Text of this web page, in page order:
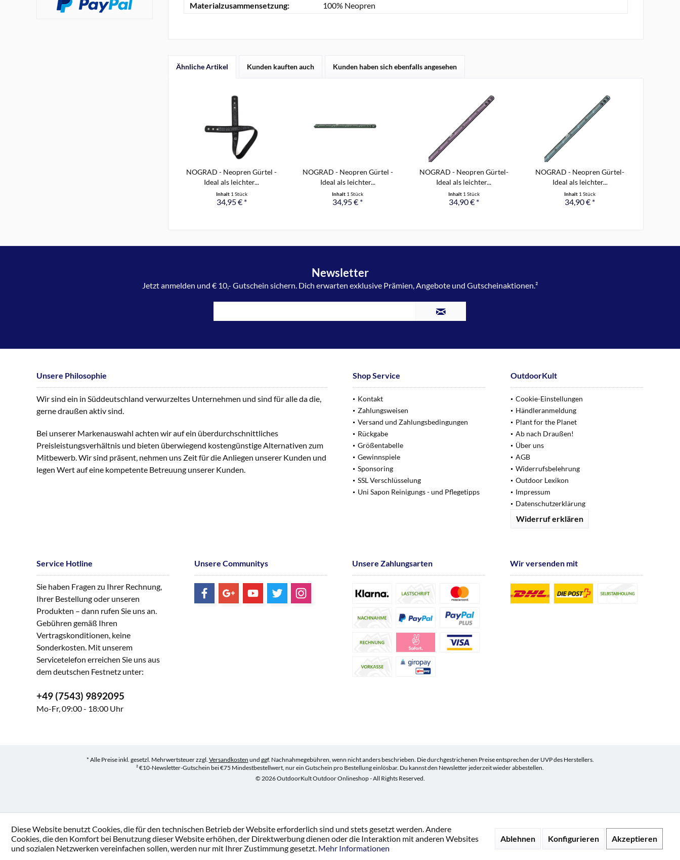
Materialzusammensetzung: 100% Neopren
Ähnliche Artikel Kunden kauften auch Kunden haben sich ebenfalls angesehen
NOGRAD - Neopren Gürtel -
Ideal als leichter...
Inhalt 1 Stück
34,95 € *
NOGRAD - Neopren Gürtel -
Ideal als leichter...
Inhalt 1 Stück
34,95 € *
NOGRAD - Neopren Gürtel-
Ideal als leichter...
Inhalt 1 Stück
34,90 € *
NOGRAD - Neopren Gürtel-
Ideal als leichter...
Inhalt 1 Stück
34,90 € *
Newsletter
Jetzt anmelden und € 10,- Gutschein sichern. Dich erwarten exklusive Prämien, Angebote und Gutscheinaktionen.²
Unsere Philosophie
Wir sind ein in Süddeutschland verwurzeltes Unternehmen und sind für alle da die,
gerne draußen aktiv sind.
Bei unserer Markenauswahl achten wir auf ein überdurchschnittliches
Preisleistungsverhältnis und bieten überwiegend kostengünstige Alternativen zum
Mitbewerb. Wir sind präsent, nehmen uns Zeit für die Anliegen unserer Kunden und
legen Wert auf eine kompetente Betreuung unserer Kunden.
Shop Service
Kontakt
Zahlungsweisen
Versand und Zahlungsbedingungen
Rückgabe
Größentabelle
Gewinnspiele
Sponsoring
SSL Verschlüsselung
Uni Sapon Reinigungs - und Pflegetipps
OutdoorKult
Cookie-Einstellungen
Händleranmeldung
Plant for the Planet
Ab nach Draußen!
Über uns
AGB
Widerrufsbelehrung
Outdoor Lexikon
Impressum
Datenschutzerklärung
Widerruf erklären
Service Hotline
Sie haben Fragen zu Ihrer Rechnung,
Ihrer Bestellung oder unseren
Produkten – dann rufen Sie uns an.
Gebühren gemäß Ihren
Vertragskonditionen, keine
Sonderkosten. Mit unserem
Servicetelefon erreichen Sie uns aus
dem deutschen Festnetz unter:
+49 (7543) 9892095
Mo-Fr, 09:00 - 18:00 Uhr
Unsere Communitys Unsere Zahlungsarten Wir versenden mit
* Alle Preise inkl. gesetzl. Mehrwertsteuer zzgl. Versandkosten und ggf. Nachnahmegebühren, wenn nicht anders beschrieben. Die durchgestrichenen Preise entsprechen der UVP des Herstellers.
² €10-Newsletter-Gutschein bei €75 Mindestbestellwert, nur ein Gutschein pro Bestellung einlösbar. Du kannst den Newsletter jederzeit wieder abbestellen.
© 2026 OutdoorKult Outdoor Onlineshop - All Rights Reserved.
Diese Website benutzt Cookies, die für den technischen Betrieb der Website erforderlich sind und stets gesetzt werden. Andere
Cookies, die den Komfort bei Benutzung dieser Website erhöhen, der Direktwerbung dienen oder die Interaktion mit anderen Websites
und sozialen Netzwerken vereinfachen sollen, werden nur mit Ihrer Zustimmung gesetzt. Mehr Informationen
Ablehnen Konfigurieren Akzeptieren